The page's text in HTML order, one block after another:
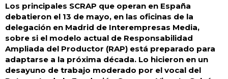
Los principales SCRAP que operan en España
debatieron el 13 de mayo, en las oficinas de la
delegación en Madrid de Interempresas Media,
sobre si el modelo actual de Responsabilidad
Ampliada del Productor (RAP) está preparado para
adaptarse a la próxima década. Lo hicieron en un
desayuno de trabajo moderado por el vocal del